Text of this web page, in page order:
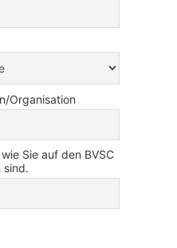
Organisation
Sie auf den BVSC
sind.